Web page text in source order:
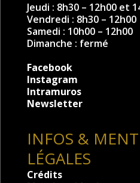
Jeudi : 8h30 – 12h00 et
Vendredi : 8h30 – 12h00
Samedi : 10h00 – 12h00
Dimanche : fermé
Facebook
Instagram
Intramuros
Newsletter
INFOS &
LÉGALES
Crédits